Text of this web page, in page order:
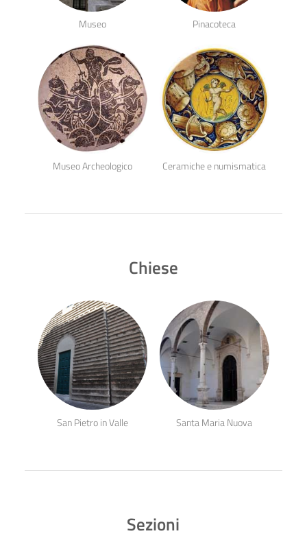
Museo Pinacoteca
Museo Archeologico Ceramiche e numismatica
Chiese
San Pietro in Valle Santa Maria Nuova
Sezioni